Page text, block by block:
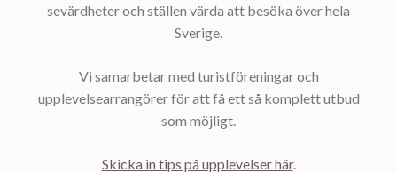
sevärdheter och ställen värda att besöka över hela
Sverige.
Vi samarbetar med turistföreningar och
upplevelsearrangörer för att få ett så komplett utbud
som möjligt.
Skicka in tips på upplevelser här.